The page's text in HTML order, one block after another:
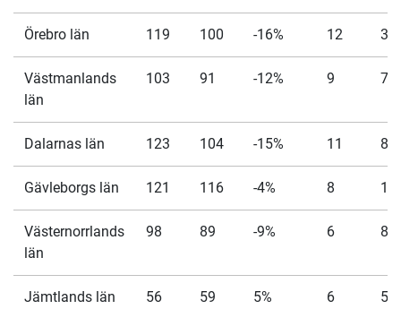
Örebro län 119 100 -16% 12 3
Västmanlands
län
103 91 -12% 9 7
Dalarnas län 123 104 -15% 11 8
Gävleborgs län 121 116 -4% 8 14
Västernorrlands
län
98 89 -9% 6 8
Jämtlands län 56 59 5% 6 5